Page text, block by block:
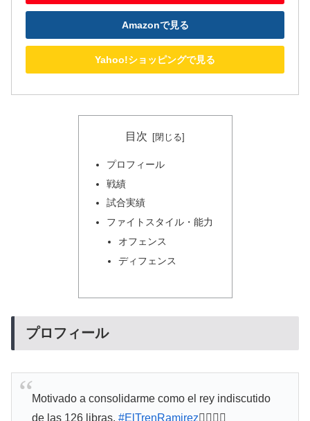
Amazonで見る
Yahoo!ショッピングで見る
目次
プロフィール
戦績
試合実績
ファイトスタイル・能力
オフェンス
ディフェンス
プロフィール
Motivado a consolidarme como el rey indiscutido
de las 126 libras. #ElTrenRamirez